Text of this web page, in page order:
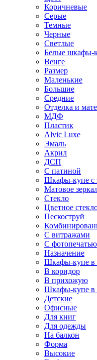
Коричневые
Серые
Темные
Черные
Светлые
Белые шкафы-
Венге
Размер
Маленькие
Большие
Средние
Отделка и
МДФ
Пластик
Alvic Luxe
Эмаль
Акрил
ДСП
С патиной
Шкафы-купе с
Матовое
Стекло
Цветное
Пескоструй
С витражами
С фотопечатью
Назначение
Шкафы-купе в
В коридор
В прихожую
Шкафы-купе в
Детские
Офисные
Для книг
Для одежды
На балкон
Форма
Высокие